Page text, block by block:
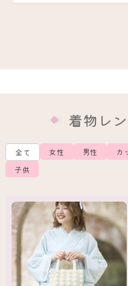
着物レ
全て 女性 男性 カ
子供